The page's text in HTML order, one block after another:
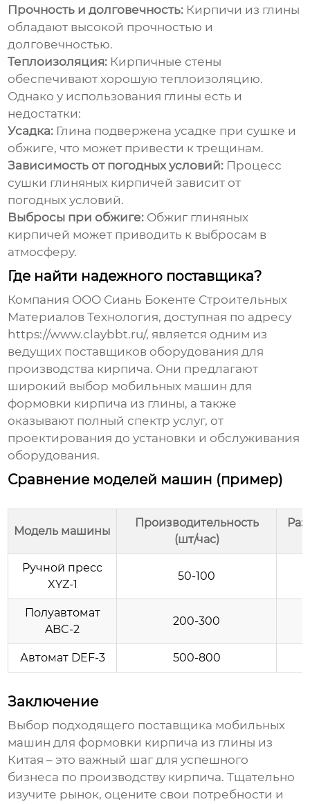
Прочность и долговечность: Кирпичи из глины
обладают высокой прочностью и
долговечностью.
Теплоизоляция: Кирпичные стены
обеспечивают хорошую теплоизоляцию.
Однако у использования глины есть и
недостатки:
Усадка: Глина подвержена усадке при сушке и
обжиге, что может привести к трещинам.
Зависимость от погодных условий: Процесс
сушки глиняных кирпичей зависит от
погодных условий.
Выбросы при обжиге: Обжиг глиняных
кирпичей может приводить к выбросам в
атмосферу.
Где найти надежного поставщика?
Компания ООО Сиань Бокенте Строительных
Материалов Технология, доступная по адресу
https://www.claybbt.ru/, является одним из
ведущих поставщиков оборудования для
производства кирпича. Они предлагают
широкий выбор мобильных машин для
формовки кирпича из глины, а также
оказывают полный спектр услуг, от
проектирования до установки и обслуживания
оборудования.
Сравнение моделей машин (пример)
Модель машины
Производительность
(шт/час)
Ручной пресс
XYZ-1
50-100
Полуавтомат
ABC-2
200-300
Автомат DEF-3 500-800
Заключение
Выбор подходящего поставщика мобильных
машин для формовки кирпича из глины из
Китая – это важный шаг для успешного
бизнеса по производству кирпича. Тщательно
изучите рынок, оцените свои потребности и